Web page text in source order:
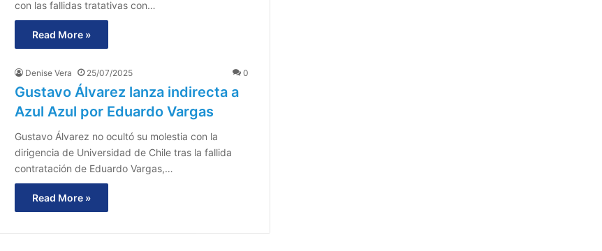
con las fallidas tratativas con…
Read More »
Denise Vera 25/07/2025 0
Gustavo Álvarez lanza indirecta a
Azul Azul por Eduardo Vargas
Gustavo Álvarez no ocultó su molestia con la
dirigencia de Universidad de Chile tras la fallida
contratación de Eduardo Vargas,…
Read More »